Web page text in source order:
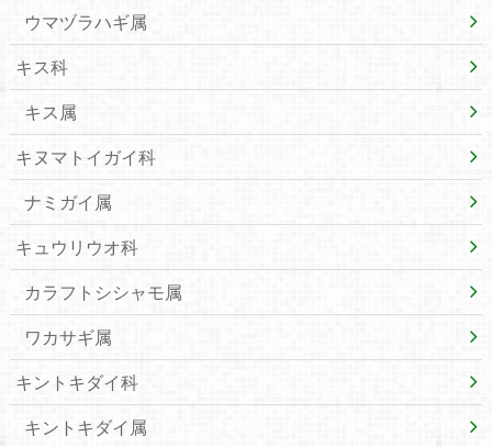
ウマヅラハギ属
キス科
キス属
キヌマトイガイ科
ナミガイ属
キュウリウオ科
カラフトシシャモ属
ワカサギ属
キントキダイ科
キントキダイ属